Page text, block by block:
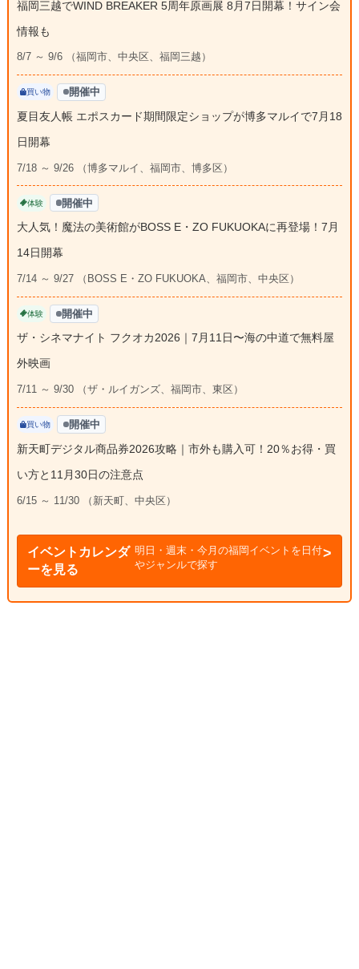
福岡三越でWIND BREAKER 5周年原画展 8月7日開幕！サイン会
情報も
8/7 ～ 9/6 （福岡市、中央区、福岡三越）
買い物 開催中
夏目友人帳 エポスカード期間限定ショップが博多マルイで7月18
日開幕
7/18 ～ 9/26 （博多マルイ、福岡市、博多区）
体験 開催中
大人気！魔法の美術館がBOSS E・ZO FUKUOKAに再登場！7月
14日開幕
7/14 ～ 9/27 （BOSS E・ZO FUKUOKA、福岡市、中央区）
体験 開催中
ザ・シネマナイト フクオカ2026｜7月11日〜海の中道で無料屋
外映画
7/11 ～ 9/30 （ザ・ルイガンズ、福岡市、東区）
買い物 開催中
新天町デジタル商品券2026攻略｜市外も購入可！20％お得・買
い方と11月30日の注意点
6/15 ～ 11/30 （新天町、中央区）
イベントカレンダ
ーを見る
明日・週末・今月の福岡イベントを日付
やジャンルで探す